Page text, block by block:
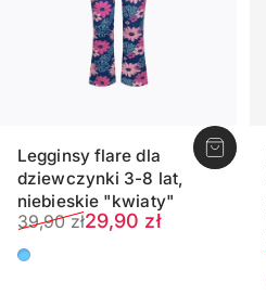
Legginsy flare dla
dziewczynki 3-8 lat,
niebieskie "kwiaty"
Cena sprzedaży
29,90 zł
Normalna cena
39,90 zł
Niebieski